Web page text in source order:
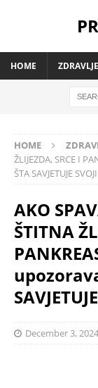
HOME ZDRAVLJE
HOME
ŽLIJEZDA, SRCE I
ŠTA SAVJETUJE
AKO
ŠTITNA
December 3, 2024